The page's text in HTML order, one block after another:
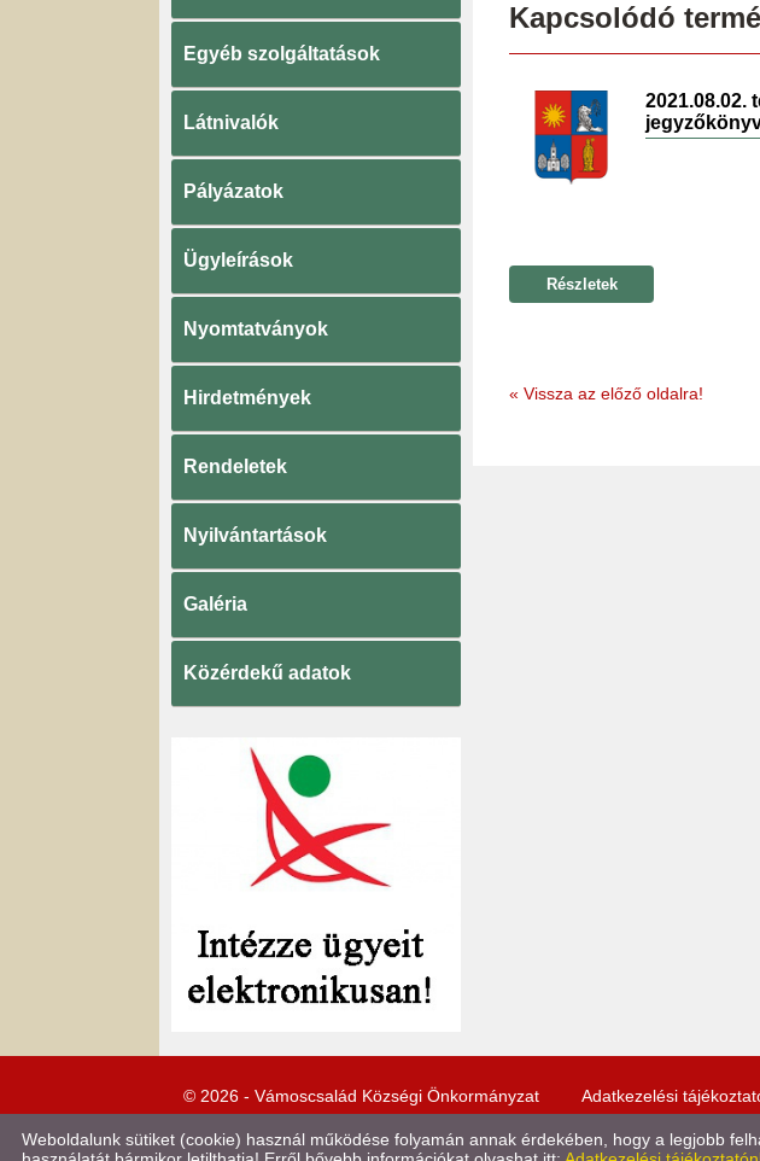
Egyéb szolgáltatások
Látnivalók
Pályázatok
Ügyleírások
Nyomtatványok
Hirdetmények
Rendeletek
Nyilvántartások
Galéria
Közérdekű adatok
Kapcsolódó
2021.08.02.
Részletek
« Vissza az előző oldalra!
© 2026 - Vámoscsalád Községi Önkormányzat Adatkezelési
Weboldalunk sütiket (cookie) használ működése folyamán annak érdekében, hogy a legjobb